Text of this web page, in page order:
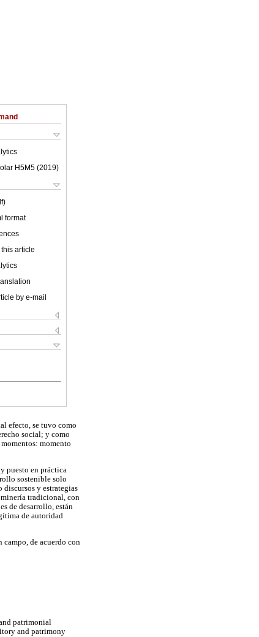
H5M5 (2019)
format
article
by e-mail
efecto, se tuvo como
social; y como
momento
puesto en práctica
sostenible solo
y estrategias
tradicional, con
de desarrollo, están
de autoridad
de acuerdo con
patrimonial
and patrimony